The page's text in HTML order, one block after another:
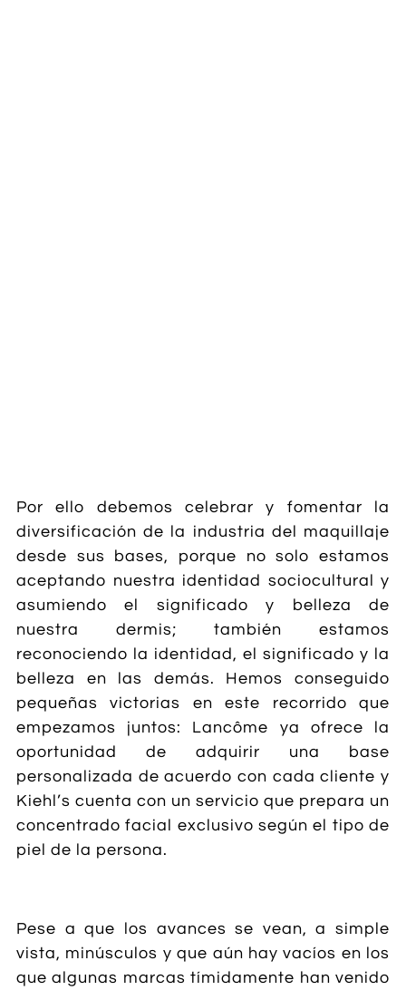
Por ello debemos celebrar y fomentar la
diversificación de la industria del maquillaje
desde sus bases, porque no solo estamos
aceptando nuestra identidad sociocultural y
asumiendo el significado y belleza de
nuestra dermis; también estamos
reconociendo la identidad, el significado y la
belleza en las demás. Hemos conseguido
pequeñas victorias en este recorrido que
empezamos juntos: Lancôme ya ofrece la
oportunidad de adquirir una base
personalizada de acuerdo con cada cliente y
Kiehl’s cuenta con un servicio que prepara un
concentrado facial exclusivo según el tipo de
piel de la persona.
Pese a que los avances se vean, a simple
vista, minúsculos y que aún hay vacíos en los
que algunas marcas tímidamente han venido